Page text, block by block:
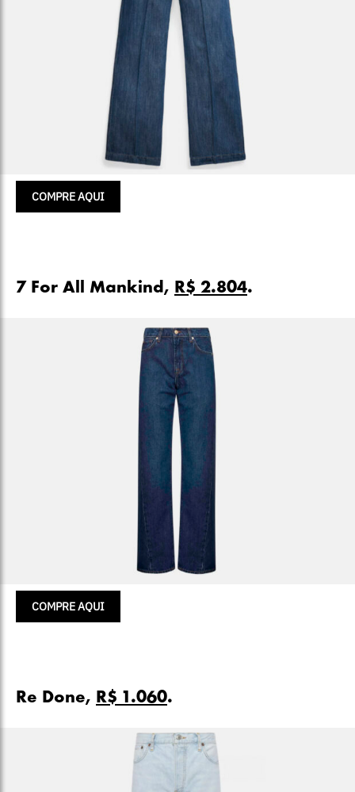
COMPRE AQUI
7 For All Mankind, R$ 2.804.
COMPRE AQUI
Re Done, R$ 1.060.